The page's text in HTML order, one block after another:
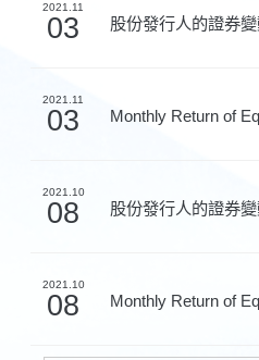
2021.11
03 股份發行人的證券
2021.11
03 Monthly Return of
2021.10
08 股份發行人的證券
2021.10
08 Monthly Return of